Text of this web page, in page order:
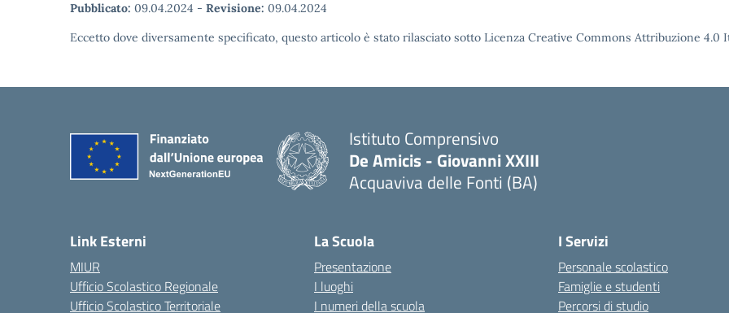
Pubblicato: 09.04.2024 - Revisione: 09.04.2024
Eccetto dove diversamente specificato, questo articolo è stato rilasciato sotto Licenza Creative Commons Attribuzione 4.0
Istituto Comprensivo
De Amicis - Giovanni XXIII
Acquaviva delle Fonti (BA)
Link Esterni
MIUR
Ufficio Scolastico Regionale
Ufficio Scolastico Territoriale
La Scuola
Presentazione
I luoghi
I numeri della scuola
I Servizi
Personale scolastico
Famiglie e studenti
Percorsi di studio